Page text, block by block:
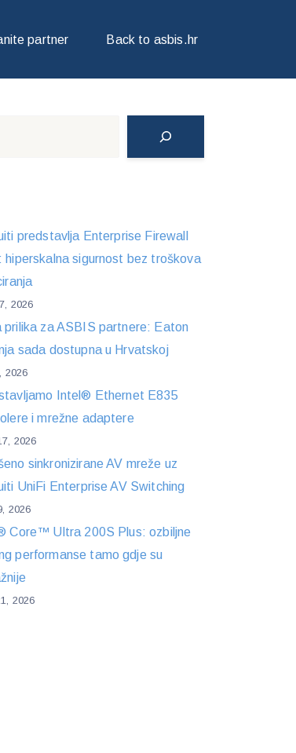
partner Back to asbis.hr
PARTNER.
predstavlja Enterprise Firewall
hiperskalna sigurnost bez troškova
2026
prilika za ASBIS partnere: Eaton
sada dostupna u Hrvatskoj
2026
Intel® Ethernet E835
i mrežne adaptere
2026
sinkronizirane AV mreže uz
UniFi Enterprise AV Switching
2026
Core™ Ultra 200S Plus: ozbiljne
performanse tamo gdje su
2026